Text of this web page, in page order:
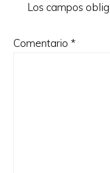
Los campos
Comentario *